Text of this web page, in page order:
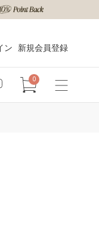
ン 新規会員登録
0